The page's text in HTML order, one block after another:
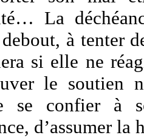
La
à tenter
si elle ne
le soutien
se confier à
d’assumer